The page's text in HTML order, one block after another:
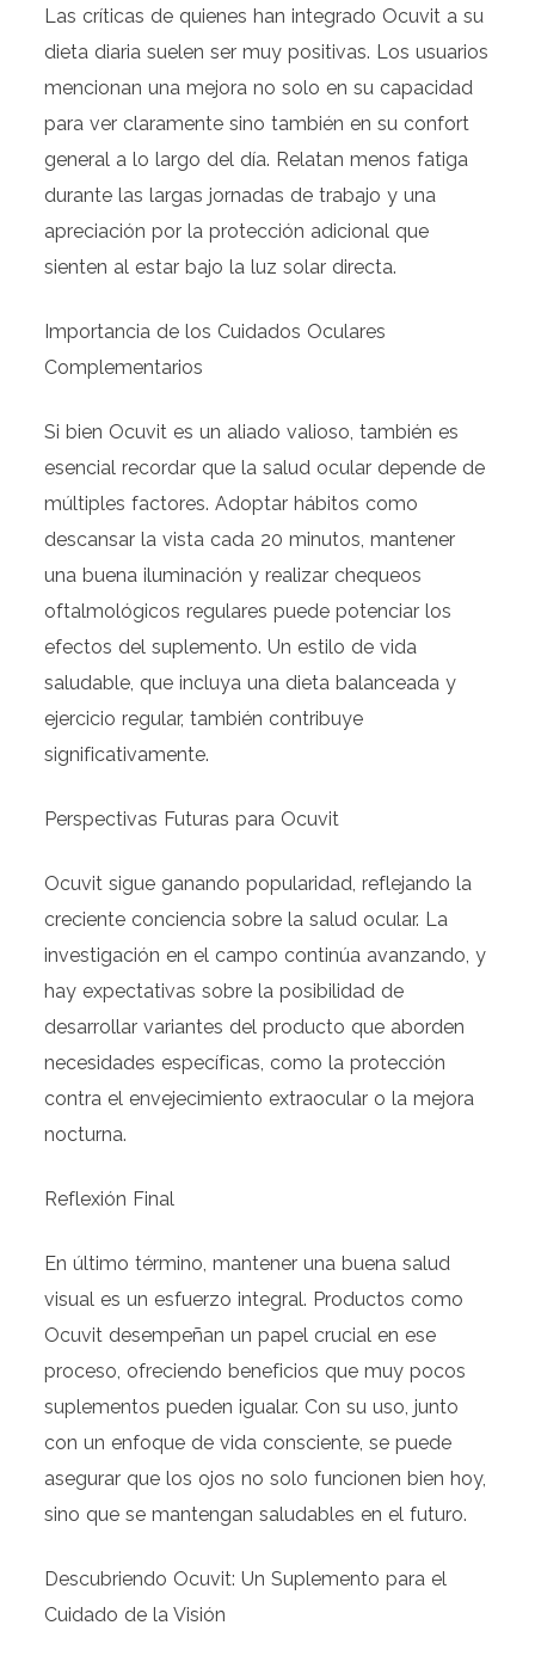
Las críticas de quienes han integrado Ocuvit a su
dieta diaria suelen ser muy positivas. Los usuarios
mencionan una mejora no solo en su capacidad
para ver claramente sino también en su confort
general a lo largo del día. Relatan menos fatiga
durante las largas jornadas de trabajo y una
apreciación por la protección adicional que
sienten al estar bajo la luz solar directa.
Importancia de los Cuidados Oculares
Complementarios
Si bien Ocuvit es un aliado valioso, también es
esencial recordar que la salud ocular depende de
múltiples factores. Adoptar hábitos como
descansar la vista cada 20 minutos, mantener
una buena iluminación y realizar chequeos
oftalmológicos regulares puede potenciar los
efectos del suplemento. Un estilo de vida
saludable, que incluya una dieta balanceada y
ejercicio regular, también contribuye
significativamente.
Perspectivas Futuras para Ocuvit
Ocuvit sigue ganando popularidad, reflejando la
creciente conciencia sobre la salud ocular. La
investigación en el campo continúa avanzando, y
hay expectativas sobre la posibilidad de
desarrollar variantes del producto que aborden
necesidades específicas, como la protección
contra el envejecimiento extraocular o la mejora
nocturna.
Reflexión Final
En último término, mantener una buena salud
visual es un esfuerzo integral. Productos como
Ocuvit desempeñan un papel crucial en ese
proceso, ofreciendo beneficios que muy pocos
suplementos pueden igualar. Con su uso, junto
con un enfoque de vida consciente, se puede
asegurar que los ojos no solo funcionen bien hoy,
sino que se mantengan saludables en el futuro.
Descubriendo Ocuvit: Un Suplemento para el
Cuidado de la Visión